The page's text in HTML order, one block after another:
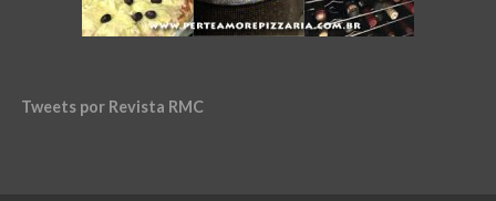
Tweets por Revista RMC